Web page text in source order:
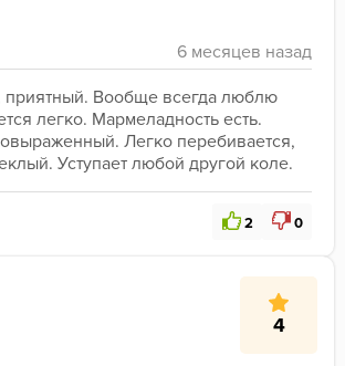
приятный. Вообще всегда люблю
легко. Мармеладность есть.
Легко перебивается,
Уступает любой другой коле.
2 0
4